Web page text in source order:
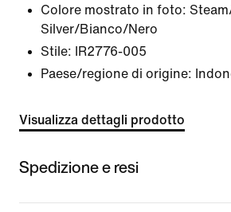
Colore mostrato in foto:
Silver/Bianco/Nero
Stile:
IR2776-005
Paese/regione di origine:
Visualizza dettagli prodotto
Spedizione e resi